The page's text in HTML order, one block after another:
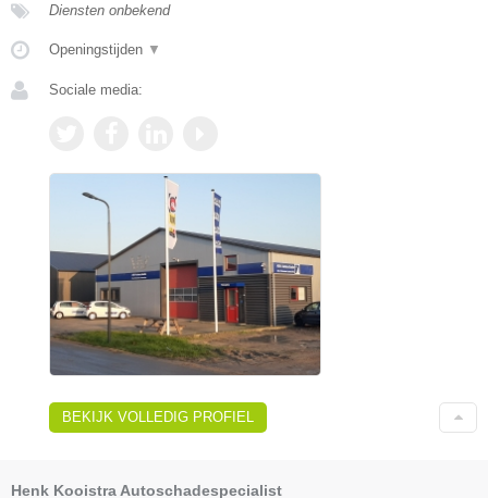
Diensten onbekend
Openingstijden ▼
Sociale media:
BEKIJK VOLLEDIG PROFIEL
Henk Kooistra Autoschadespecialist